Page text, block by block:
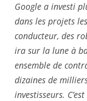
Google a investi
dans les projets
conducteur, des
ira sur la lune à
ensemble de
dizaines de
investisseurs.